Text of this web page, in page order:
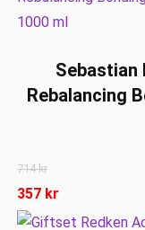
Sebastian
Rebalancing
714kr
357 kr